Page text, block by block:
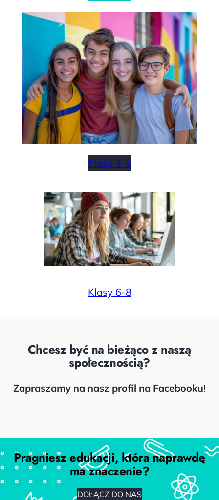
Klasy 4-5
Klasy 6-8
Chcesz być na bieżąco z naszą
społecznością?
Zapraszamy na nasz profil na Facebooku!
Pragniesz edukacji, która naprawdę
ma znaczenie?
DOŁĄCZ DO NAS